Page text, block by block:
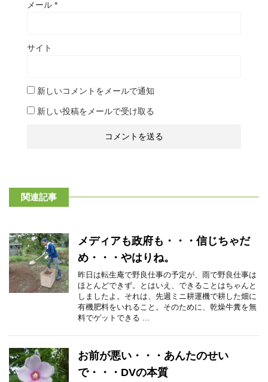
メール *
サイト
新しいコメントをメールで通知
新しい投稿をメールで受け取る
関連記事
メディアも政府も・・・信じちゃだ
め・・・やはりね。
昨日は転生庵で野良仕事の予定が、雨で野良仕事は
ほとんどできず。とはいえ、できることはちゃんと
しましたよ。それは、先週ミニ耕運機で耕した畑に
有機肥料をいれること。そのために、乾燥牛糞を無
料でゲットできる ...
お前が悪い・・・あんたのせい
で・・・DVの本質